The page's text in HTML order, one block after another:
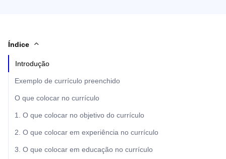
Índice
Introdução
Exemplo de currículo preenchido
O que colocar no currículo
1. O que colocar no objetivo do currículo
2. O que colocar em experiência no currículo
3. O que colocar em educação no currículo